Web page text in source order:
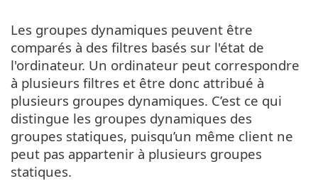
Les groupes dynamiques peuvent être
comparés à des filtres basés sur l'état de
l'ordinateur. Un ordinateur peut correspondre
à plusieurs filtres et être donc attribué à
plusieurs groupes dynamiques. C’est ce qui
distingue les groupes dynamiques des
groupes statiques, puisqu’un même client ne
peut pas appartenir à plusieurs groupes
statiques.